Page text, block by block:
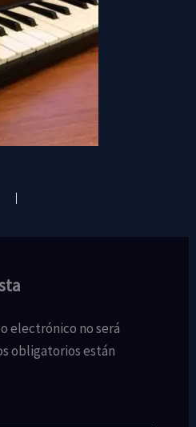
electrónico no será
obligatorios están